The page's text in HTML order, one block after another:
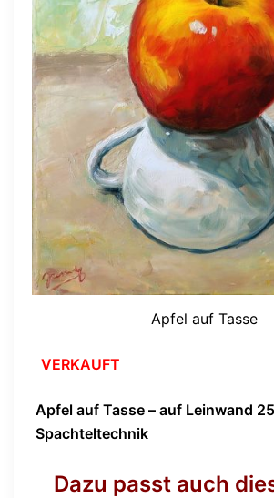
Apfel auf Tasse
VERKAUFT
Apfel auf Tasse – auf Leinwand
Spachteltechnik
Dazu passt auch